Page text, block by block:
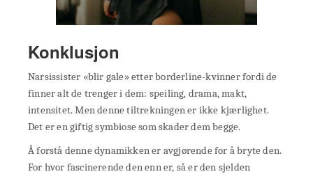
Konklusjon
Narsissister «blir gale» etter borderline-kvinner fordi de
finner alt de trenger i dem: speiling, drama, makt,
intensitet. Men denne tiltrekningen er ikke kjærlighet.
Det er en giftig symbiose som skader dem begge.
Å forstå denne dynamikken er avgjørende for å bryte den.
For hvor fascinerende den enn er, så er den sjelden